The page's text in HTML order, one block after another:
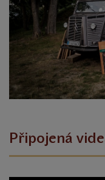
Připojená